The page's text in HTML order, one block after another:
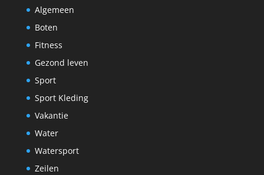
Algemeen
Boten
Fitness
Gezond leven
Sport
Sport Kleding
Vakantie
Water
Watersport
Zeilen